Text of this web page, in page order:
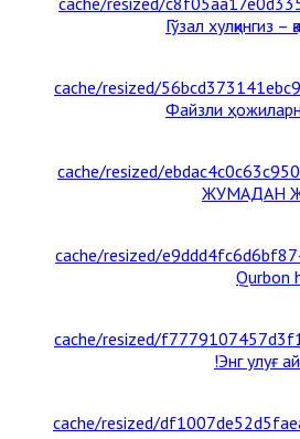
Гўзал хулқингиз
Файзли
Qurbon
Энг улуғ